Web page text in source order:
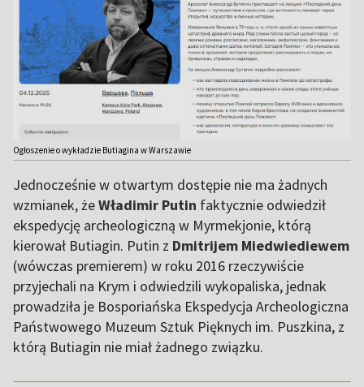
Ogłoszenie o wykładzie Butiagina w Warszawie
Jednocześnie w otwartym dostępie nie ma żadnych
wzmianek, żeWładimir Putin faktycznie odwiedził
ekspedycję archeologiczną w Myrmekjonie, którą
kierował Butiagin. Putin z Dmitrijem Miedwiediewem
(wówczas premierem) w roku 2016 rzeczywiście
przyjechali na Krym i odwiedzili wykopaliska, jednak
prowadziła je Bosporiańska Ekspedycja Archeologiczna
Państwowego Muzeum Sztuk Pięknych im. Puszkina, z
którą Butiagin nie miał żadnego związku.